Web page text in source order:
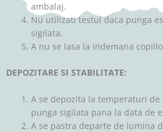
ambalaj.
Nu utilizati testul daca punga
sigilata.
A nu se lasa la indemana
DEPOZITARE SI STABILITATE:
A se depozita la temperaturi de
punga sigilata pana la data de
A se pastra departe de lumina